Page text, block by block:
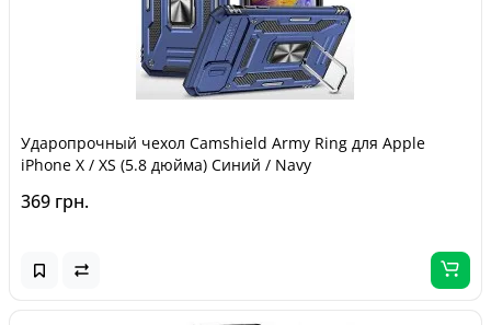
Ударопрочный чехол Camshield Army Ring для Apple
iPhone X / XS (5.8 дюйма) Синий / Navy
369 грн.